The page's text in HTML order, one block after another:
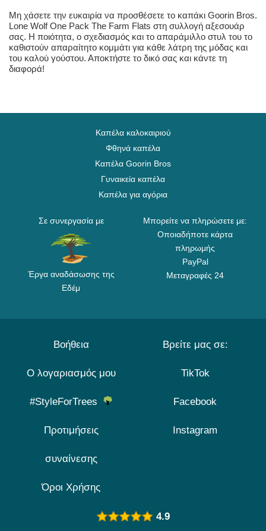
Μη χάσετε την ευκαιρία να προσθέσετε το καπάκι Goorin Bros.
Lone Wolf One Pack The Farm Flats στη συλλογή αξεσουάρ
σας. Η ποιότητα, ο σχεδιασμός και το απαράμιλλο στυλ του το
καθιστούν απαραίτητο κομμάτι για κάθε λάτρη της μόδας και
του καλού γούστου. Αποκτήστε το δικό σας και κάντε τη
διαφορά!
Καπέλα καλοκαιριού
Φθηνά καπέλα
Καπέλα Goorin Bros
Γυναικεία καπέλα
Καπέλα για αγόρια
Σε συνεργασία με
Έργα αναδάσωσης της
Εδέμ
Μπορείτε να πληρώσετε με:
Οποιαδήποτε κάρτα
πληρωμής
PayPal
Μεταγραφές 24
Βοήθεια
Ο λογαριασμός μου
#StyleForTrees
Προτιμήσεις
συναίνεσης
Όροι Χρήσης
Βρείτε μας σε:
TikTok
Facebook
Instagram
4.9